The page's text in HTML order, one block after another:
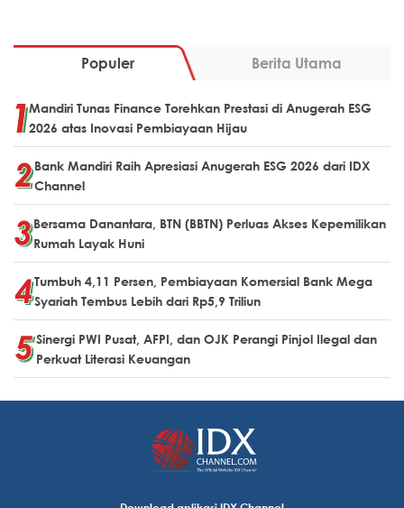
Populer Berita Utama
Mandiri Tunas Finance Torehkan Prestasi di Anugerah ESG
2026 atas Inovasi Pembiayaan Hijau
Bank Mandiri Raih Apresiasi Anugerah ESG 2026 dari IDX
Channel
Bersama Danantara, BTN (BBTN) Perluas Akses Kepemilikan
Rumah Layak Huni
Tumbuh 4,11 Persen, Pembiayaan Komersial Bank Mega
Syariah Tembus Lebih dari Rp5,9 Triliun
Sinergi PWI Pusat, AFPI, dan OJK Perangi Pinjol Ilegal dan
Perkuat Literasi Keuangan